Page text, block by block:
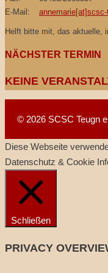
E-Mail:
Helft bitte mit, das aktuelle,
NÄCHSTER TERMIN
KEINE
© 2026 SCSC Teugn
Diese Webseite
Datenschutz & Cookie
Schließen
PRIVACY